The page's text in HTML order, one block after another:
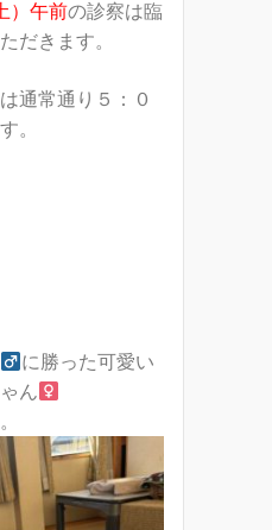
）午前の診察は臨
だきます。
通常通り５：０
。
に勝った可愛い
ん